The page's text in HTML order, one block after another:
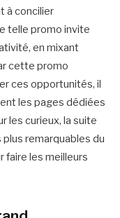
à concilier
telle promo invite
en mixant
cette promo
ces opportunités, il
les pages dédiées
les curieux, la suite
remarquables du
faire les meilleurs